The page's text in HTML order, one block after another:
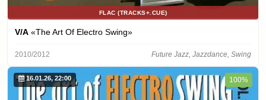
FLAC (TRACKS+.CUE)
V/A «The Art Of Electro Swing»
2010/2012 Future Jazz, Jazzdance, Swing
16.01.26, 22:00 100%